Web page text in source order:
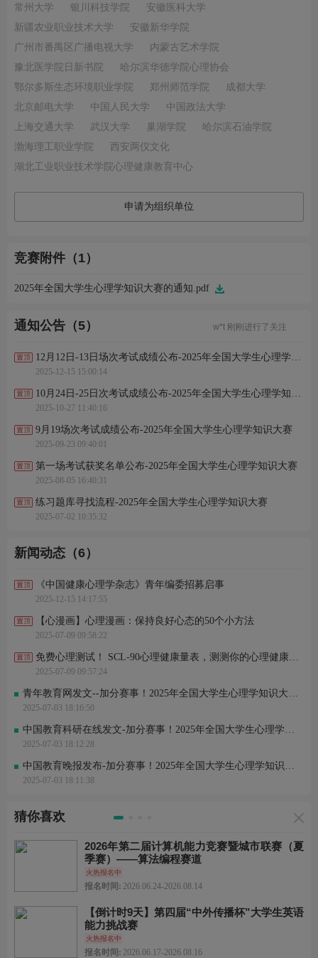
常州大学
银川科技学院
安徽医科大学
新疆农业职业技术大学
安徽新华学院
广州市番禺区广播电视大学
内蒙古艺术学院
豫北医学院日新书院
哈尔滨华德学院心理协会
鄂尔多斯生态环境职业学院
郑州师范学院
成都大学
北京邮电大学
中国人民大学
中国政法大学
上海交通大学
武汉大学 巢湖学院
哈尔滨石油学院
渤海理工职业学院
西安两仪文化
湖北工业职业技术学院心理健康教育中心
申请为组织单位
竞赛附件（1）
2025年全国大学生心理学知识大赛的通知.pdf
通知公告（5）
王*昊 刚刚完成了报名
w*t 刚刚进行了关注
王*怡 刚刚完成了报名
杨*杰 刚刚完成了报名
t*y 刚刚进行了关注
w*n 刚刚进行了关注
韩*伊 刚刚完成了报名
李*睿 刚刚完成了报名
钟*豪 刚刚进行了关注
王*怡 刚刚完成了报名
冯*儒 刚刚完成了报名
t*y 刚刚进行了关注
12月12日-13日场次考试成绩公布-2025年全国大学生心理学知识大赛
2025-12-15 15:00:14
10月24日-25日次考试成绩公布-2025年全国大学生心理学知识大赛
2025-10-27 11:40:16
9月19场次考试成绩公布-2025年全国大学生心理学知识大赛
2025-09-23 09:40:01
第一场考试获奖名单公布-2025年全国大学生心理学知识大赛
2025-08-05 16:40:31
练习题库寻找流程-2025年全国大学生心理学知识大赛
2025-07-02 10:35:32
新闻动态（6）
《中国健康心理学杂志》青年编委招募启事
2025-12-15 14:17:55
【心漫画】心理漫画：保持良好心态的50个小方法
2025-07-09 09:58:22
免费心理测试！ SCL-90心理健康量表，测测你的心理健康程度！
2025-07-09 09:57:24
青年教育网发文--加分赛事！2025年全国大学生心理学知识大赛火热报名中
2025-07-03 18:16:50
中国教育科研在线发文-加分赛事！2025年全国大学生心理学知识大赛火热报名中
2025-07-03 18:12:28
中国教育晚报发布-加分赛事！2025年全国大学生心理学知识大赛火热报名中
2025-07-03 18:11:38
猜你喜欢
2026年第二届计算机能力竞赛暨城市联赛（夏
季赛）——算法编程赛道
火热报名中
报名时间: 2026.06.24-2026.08.14
【倒计时9天】第四届“中外传播杯”大学生英语
能力挑战赛
火热报名中
报名时间: 2026.06.17-2026.08.16